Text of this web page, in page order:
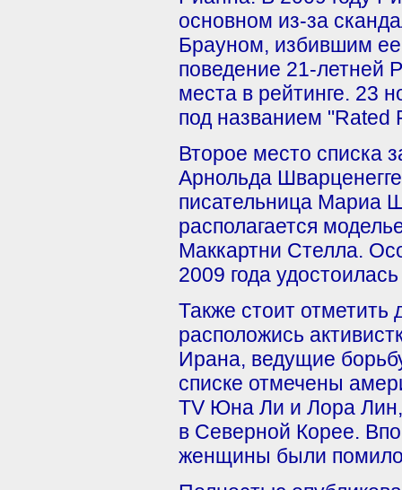
основном из-за
Брауном, избившим
поведение 21-летней
места в рейтинге. 23
под названием "Rated
Второе место списка
Арнольда
писательница Мариа
располагается
Маккартни Стелла.
2009 года
Также стоит отметить
расположись
Ирана, ведущие
списке отмечены
TV Юна Ли и Лора Лин,
в Северной Корее.
женщины были